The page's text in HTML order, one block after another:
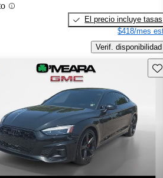
El precio incluye tasas
$418/mes
Verif. disponibilidad